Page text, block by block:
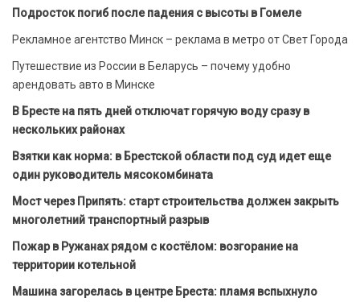
Подросток погиб после падения с высоты в Гомеле
Рекламное агентство Минск – реклама в метро от Свет Города
Путешествие из России в Беларусь – почему удобно
арендовать авто в Минске
В Бресте на пять дней отключат горячую воду сразу в
нескольких районах
Взятки как норма: в Брестской области под суд идет еще
один руководитель мясокомбината
Мост через Припять: старт строительства должен закрыть
многолетний транспортный разрыв
Пожар в Ружанах рядом с костёлом: возгорание на
территории котельной
Машина загорелась в центре Бреста: пламя вспыхнуло